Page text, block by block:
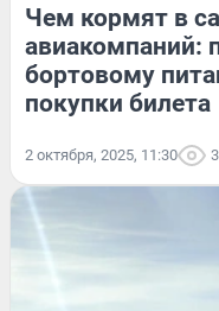
Чем кормят в
авиакомпаний:
бортовому
покупки билета
2 октября, 2025, 11:30